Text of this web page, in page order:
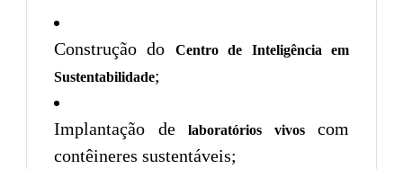
Construção do
Centro de Inteligência em
Sustentabilidade;
Implantação de laboratórios vivoscom
contêineres sustentáveis;